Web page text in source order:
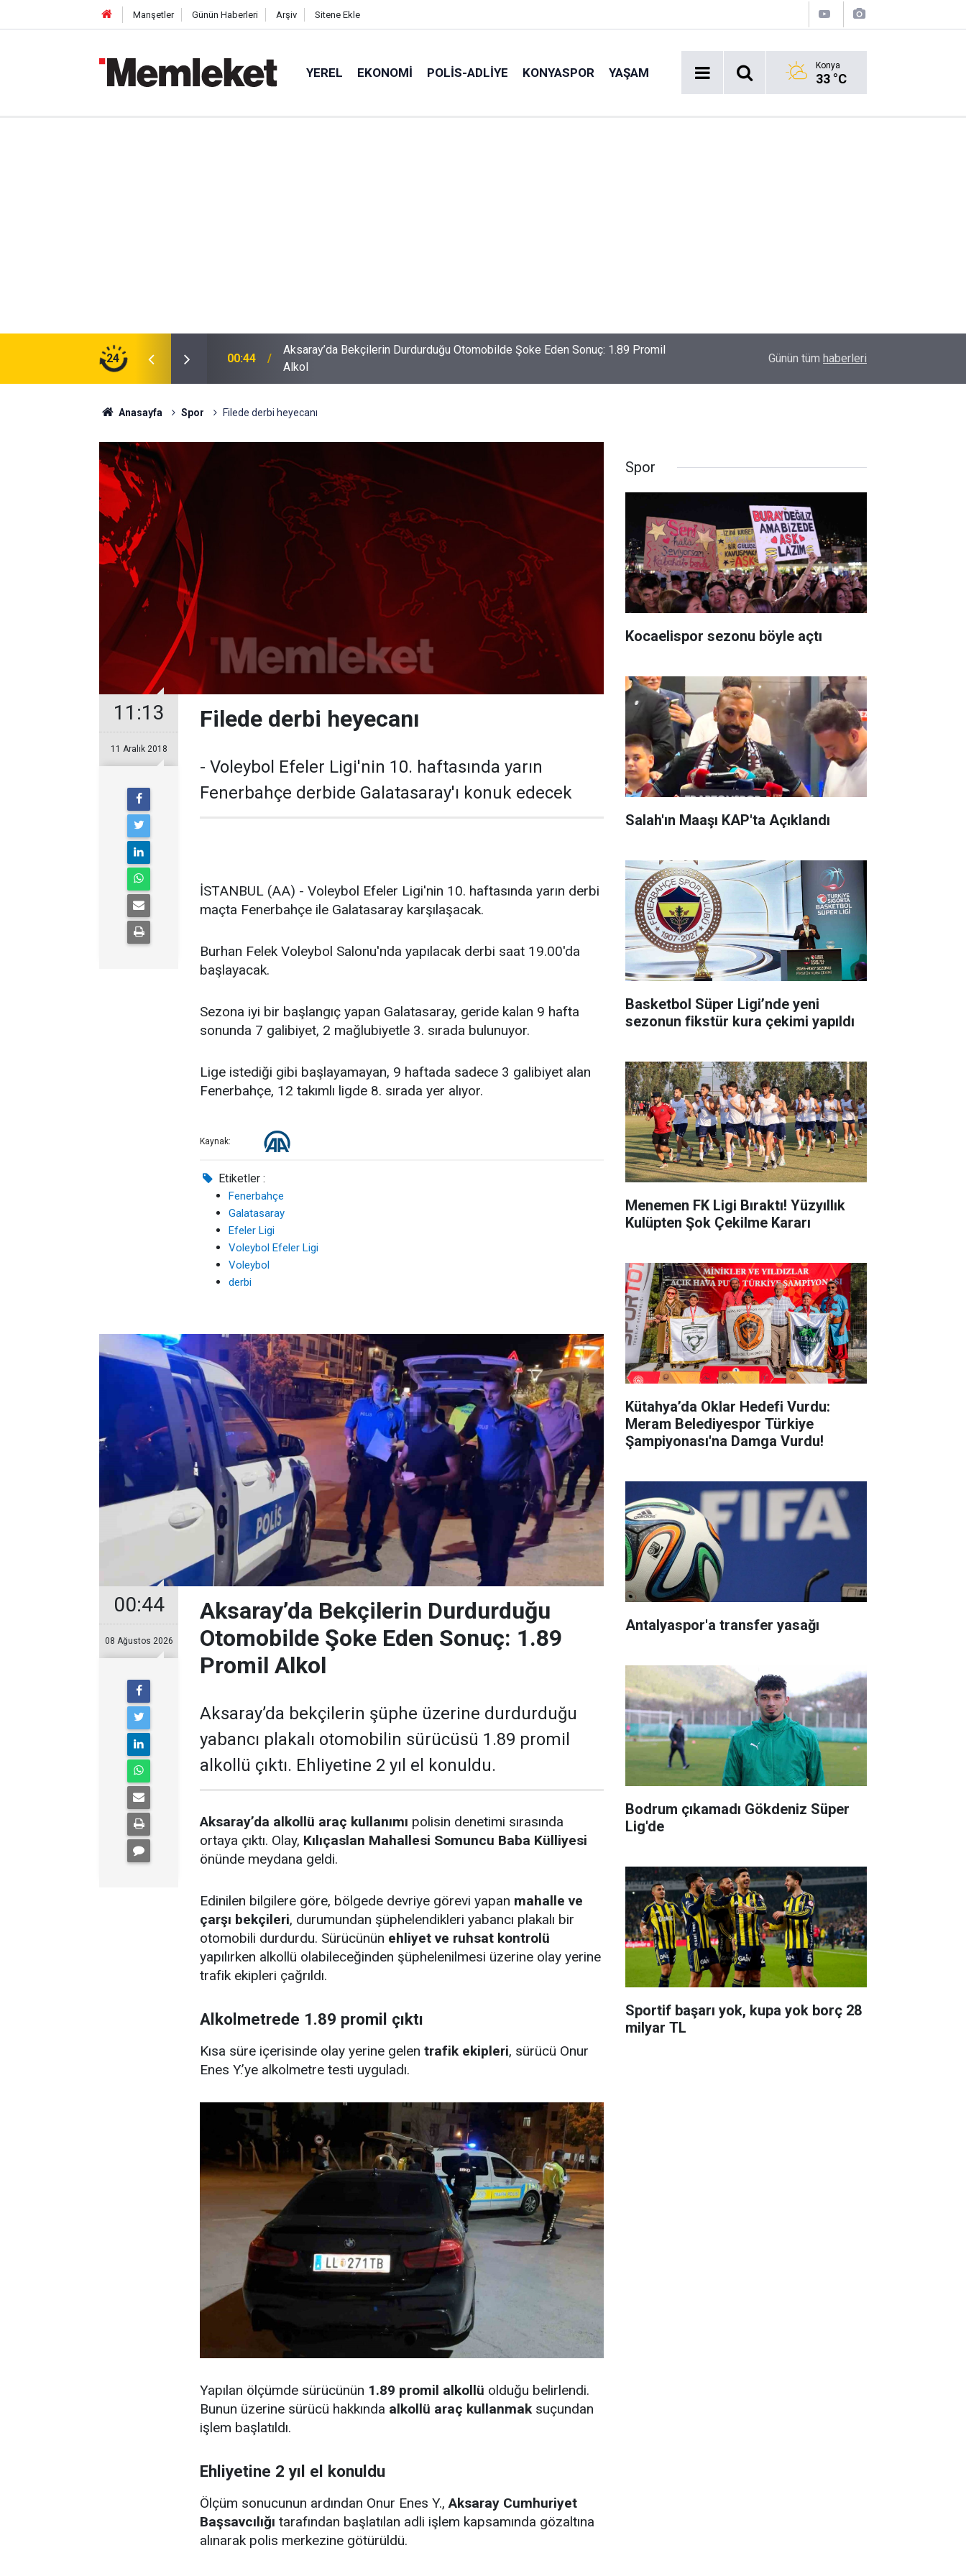
Manşetler Günün Haberleri Arşiv Sitene Ekle
YEREL EKONOMI POLİS-ADLİYE KONYASPOR YAŞAM Konya
33 °C
24
Otomobilde Şoke Eden Sonuç: 1.89 Promil
00:41 Polatlı-Haymana-Konya hattı bölünmüş yol oluyor Erkin Koray'ı bir tek onlar hatırladı
Günün tüm haberleri
Anasayfa Spor Filede derbi heyecanı
11:13
11 Aralık 2018
Filede derbi heyecanı
- Voleybol Efeler Ligi'nin 10. haftasında yarın
Fenerbahçe derbide Galatasaray'ı konuk edecek
İSTANBUL (AA) - Voleybol Efeler Ligi'nin 10. haftasında yarın derbi
maçta Fenerbahçe ile Galatasaray karşılaşacak.
Burhan Felek Voleybol Salonu'nda yapılacak derbi saat 19.00'da
başlayacak.
Sezona iyi bir başlangıç yapan Galatasaray, geride kalan 9 hafta
sonunda 7 galibiyet, 2 mağlubiyetle 3. sırada bulunuyor.
Lige istediği gibi başlayamayan, 9 haftada sadece 3 galibiyet alan
Fenerbahçe, 12 takımlı ligde 8. sırada yer alıyor.
Kaynak:
Etiketler :
Fenerbahçe
Galatasaray
Efeler Ligi
Voleybol Efeler Ligi
Voleybol
derbi
00:44
08 Ağustos 2026
Aksaray’da Bekçilerin Durdurduğu
Otomobilde Şoke Eden Sonuç: 1.89
Promil Alkol
Aksaray’da bekçilerin şüphe üzerine durdurduğu
yabancı plakalı otomobilin sürücüsü 1.89 promil
alkollü çıktı. Ehliyetine 2 yıl el konuldu.
Aksaray’da alkollü araç kullanımı polisin denetimi sırasında
ortaya çıktı. Olay, Kılıçaslan Mahallesi Somuncu Baba Külliyesi
önünde meydana geldi.
Edinilen bilgilere göre, bölgede devriye görevi yapan mahalle ve
çarşı bekçileri, durumundan şüphelendikleri yabancı plakalı bir
otomobili durdurdu. Sürücünün ehliyet ve ruhsat kontrolü
yapılırken alkollü olabileceğinden şüphelenilmesi üzerine olay yerine
trafik ekipleri çağrıldı.
Alkolmetrede 1.89 promil çıktı
Kısa süre içerisinde olay yerine gelen trafik ekipleri, sürücü Onur
Enes Y.’ye alkolmetre testi uyguladı.
Yapılan ölçümde sürücünün 1.89 promil alkollü olduğu belirlendi.
Bunun üzerine sürücü hakkında alkollü araç kullanmaksuçundan
işlem başlatıldı.
Ehliyetine 2 yıl el konuldu
Ölçüm sonucunun ardından Onur Enes Y.,Aksaray Cumhuriyet
Başsavcılığı tarafından başlatılan adli işlem kapsamında gözaltına
alınarak polis merkezine götürüldü.
Spor
Kocaelispor sezonu böyle açtı
Salah'ın Maaşı KAP'ta Açıklandı
Basketbol Süper Ligi’nde yeni
sezonun fikstür kura çekimi yapıldı
Menemen FK Ligi Bıraktı! Yüzyıllık
Kulüpten Şok Çekilme Kararı
Kütahya’da Oklar Hedefi Vurdu:
Meram Belediyespor Türkiye
Şampiyonası'na Damga Vurdu!
Antalyaspor'a transfer yasağı
Bodrum çıkamadı Gökdeniz Süper
Lig'de
Sportif başarı yok, kupa yok borç 28
milyar TL